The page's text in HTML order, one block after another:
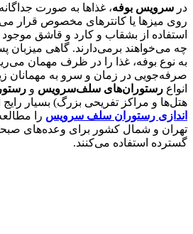
در سرویس بوفه، غذاها به صورت
روی میزها یا کانترهای مخصوص قرار
استفاده از بشقاب و کارد و قاشق
چه می‌خواهند برمی‌دارند. گاهی میزبان
به نوع بوفه، غذا را در ظرف مهمان
صرفه‌جویی در زمان و سرو به مهمانان
انواع رستوران‌های سلف‌سرویس و
هتل‌ها و مراکز تفریحی بزرگ) بسیار رایج
اندازی رستوران سلف سرویس را
تهران و شمال کشور برای وعده‌های
گسترده استفاده می‌کنند.